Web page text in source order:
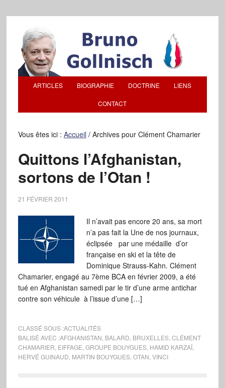
ARTICLES BIOGRAPHIE DOCTRINE LIENS
CONTACT
Vous êtes ici : Accueil /Archives pour Clément Chamarier
Quittons l’Afghanistan,
sortons de l’Otan !
21 FÉVRIER 2011
Il n’avait pas encore 20 ans, sa mort
n’a pas fait la Une de nos journaux,
éclipsée par une médaille d’or
française en ski et la tête de
Dominique Strauss-Kahn. Clément
Chamarier, engagé au 7ème BCA en février 2009, a été
tué en Afghanistan samedi par le tir d’une arme antichar
contre son véhicule à l’issue d’une […]
CLASSÉ SOUS :ACTUALITÉS
BALISÉ AVEC :AFGHANISTAN BALARD BRUXELLES, CLÉMENT
CHAMARIER EIFFAGE GROUPE BOUYGUES, HAMID KARZAÏ,
HERVÉ GUINAUD MARTIN BOUYGUES, OTAN VINCI